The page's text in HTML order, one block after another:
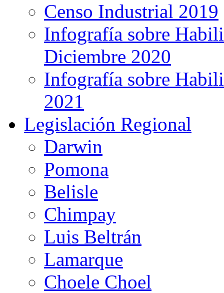
Censo Industrial 2019
Infografía sobre
Diciembre 2020
Infografía sobre
2021
Legislación Regional
Darwin
Pomona
Belisle
Chimpay
Luis Beltrán
Lamarque
Choele Choel